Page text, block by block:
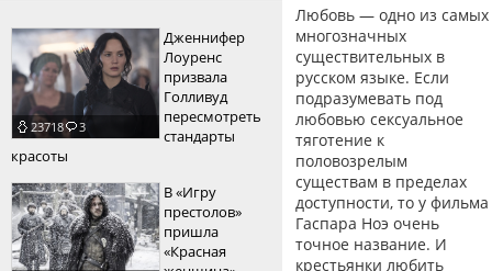
пїЅпїЅпїЅпїЅпїЅпїЅпїЅпїЅпїЅ
пїЅпїЅпїЅ пїЅпїЅпїЅпїЅпїЅ
пїЅпїЅпїЅ пїЅпїЅпїЅпїЅпїЅпїЅ
пїЅпїЅпїЅпїЅпїЅ
пїЅпїЅпїЅпїЅпїЅпїЅпїЅпїЅпїЅпїЅ
23718 3
Дженнифер
Лоуренс
призвала
Голливуд
пересмотреть
стандарты
красоты
В «Игру
престолов»
пришла
«Красная
Любовь — одно из самых
многозначных
существительных в
русском языке. Если
подразумевать под
любовью сексуальное
тяготение к
половозрелым
существам в пределах
доступности, то у фильма
Гаспара Ноэ очень
точное название. И
крестьянки любить